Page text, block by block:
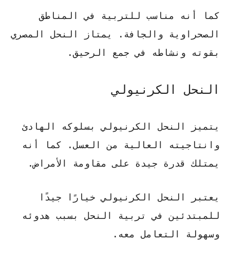
كما أنه مناسب للتربية في المناطق
الصحراوية والجافة. يمتاز النحل المصري
بقوته ونشاطه في جمع الرحيق.
النحل الكرنيولي
يتميز النحل الكرنيوليبسلوكه الهادئ
وانتاجيته العالية من العسل. كما أنه
يمتلك قدرة جيدة على مقاومة الأمراض.
يعتبر النحل الكرنيولي خيارًا جيدًا
للمبتدئين في تربية النحل بسبب هدوئه
وسهولة التعامل معه.